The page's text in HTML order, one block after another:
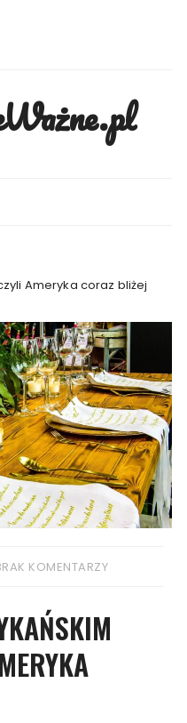
Ameryka coraz bliżej
KOMENTARZY